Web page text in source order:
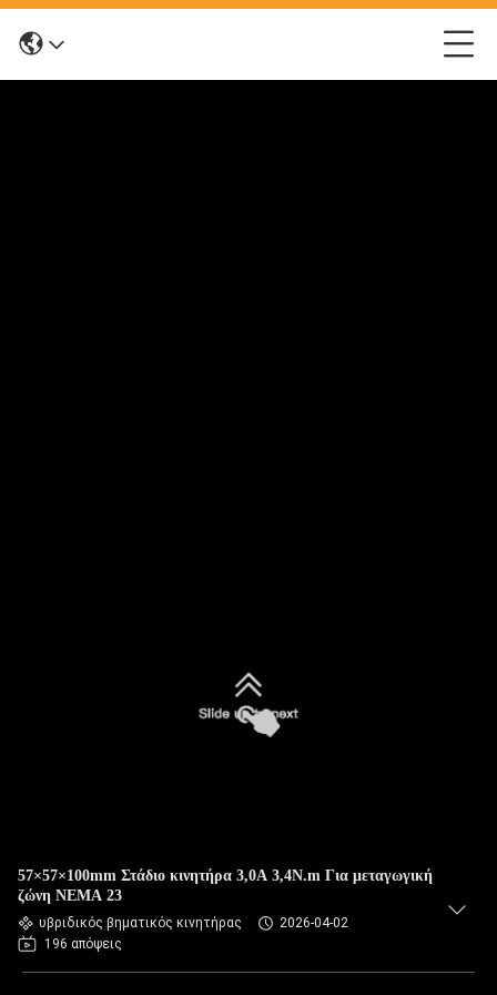
57×57×100mm Στάδιο κινητήρα 3,0A 3,4N.m Για μεταγωγική
ζώνη NEMA 23
υβριδικός βηματικός κινητήρας
2026-04-02
196 απόψεις